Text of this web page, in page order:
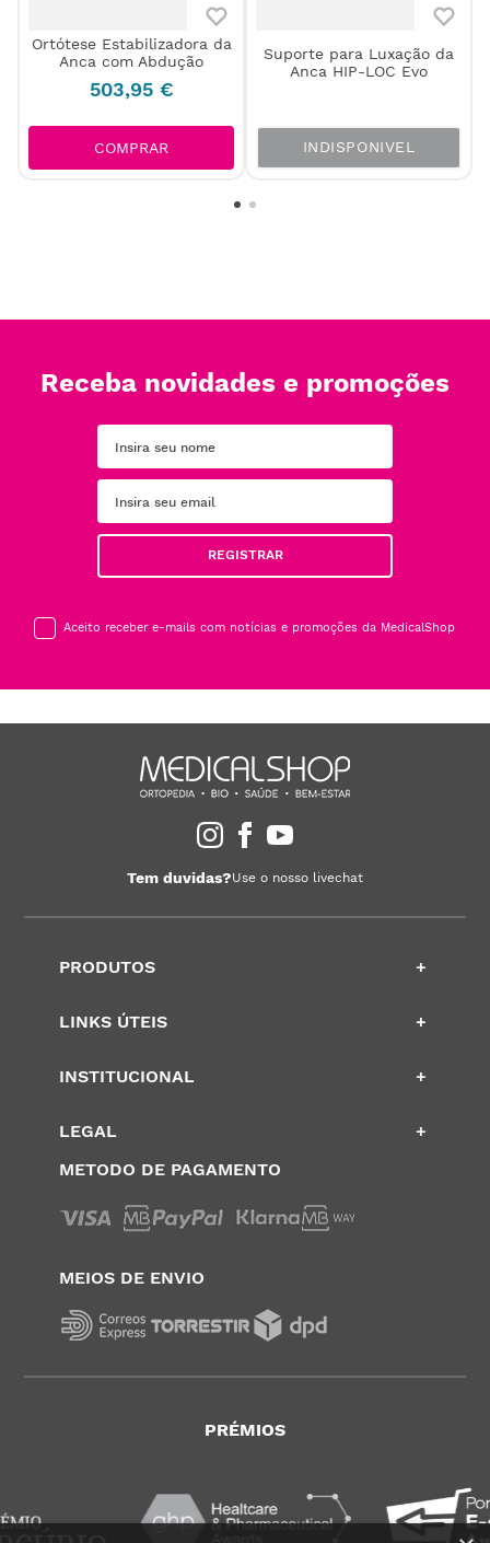
Ortótese Estabilizadora da
Anca com Abdução
503,95 €
COMPRAR
Suporte para Luxação da
Anca HIP-LOC Evo
INDISPONIVEL
Receba novidades e promoções
REGISTRAR
Aceito receber e-mails com notícias e promoções da MedicalShop
Tem duvidas?Use o nosso livechat
PRODUTOS +
LINKS ÚTEIS +
INSTITUCIONAL +
LEGAL
+
METODO DE PAGAMENTO
MEIOS DE ENVIO
PRÉMIOS